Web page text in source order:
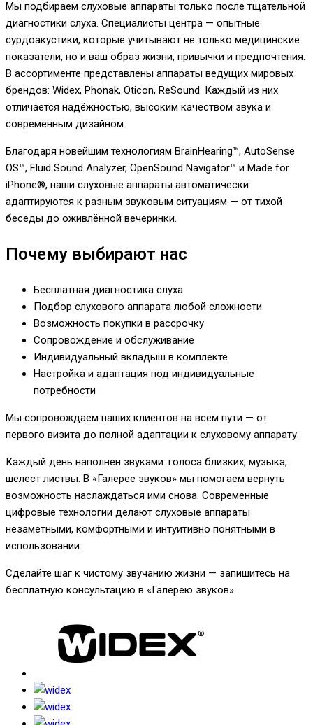
Мы подбираем слуховые аппараты только после тщательной
диагностики слуха. Специалисты центра — опытные
сурдоакустики, которые учитывают не только медицинские
показатели, но и ваш образ жизни, привычки и предпочтения.
В ассортименте представлены аппараты ведущих мировых
брендов: Widex, Phonak, Oticon, ReSound. Каждый из них
отличается надёжностью, высоким качеством звука и
современным дизайном.
Благодаря новейшим технологиям BrainHearing™, AutoSense
OS™, Fluid Sound Analyzer, OpenSound Navigator™ и Made for
iPhone®, наши слуховые аппараты автоматически
адаптируются к разным звуковым ситуациям — от тихой
беседы до оживлённой вечеринки.
Почему выбирают нас
Бесплатная диагностика слуха
Подбор слухового аппарата любой сложности
Возможность покупки в рассрочку
Сопровождение и обслуживание
Индивидуальный вкладыш в комплекте
Настройка и адаптация под индивидуальные
потребности
Мы сопровождаем наших клиентов на всём пути — от
первого визита до полной адаптации к слуховому аппарату.
Каждый день наполнен звуками: голоса близких, музыка,
шелест листвы. В «Галерее звуков» мы помогаем вернуть
возможность наслаждаться ими снова. Современные
цифровые технологии делают слуховые аппараты
незаметными, комфортными и интуитивно понятными в
использовании.
Сделайте шаг к чистому звучанию жизни — запишитесь на
бесплатную консультацию в «Галерею звуков».